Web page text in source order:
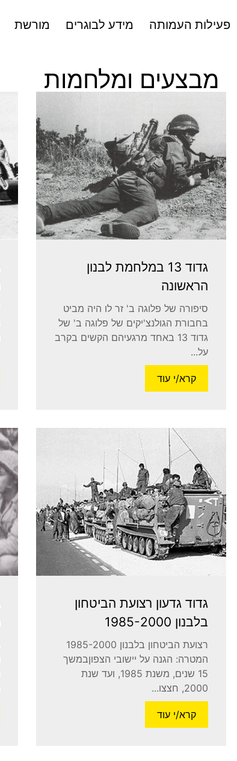
פעילות העמותה מידע לבוגרים מורשת
מבצעים ומלחמות
גדוד 13 במלחמת לבנון
הראשונה
סיפורה של פלוגה ב' זר לו היה מביט
בחבורת הגולנצ'יקים של פלוגה ב' של
גדוד 13 באחד מרגעיהם הקשים בקרב
על...
קרא/י עוד
גדוד גדעון רצועת הביטחון
בלבנון 1985-2000
רצועת הביטחון בלבנון 1985-2000
המטרה: הגנה על יישובי הצפוןבמשך
15 שנים, משנת 1985, ועד שנת
2000, חצצו...
קרא/י עוד